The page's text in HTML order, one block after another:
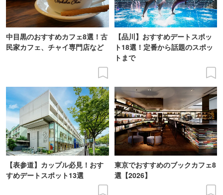
中目黒のおすすめカフェ8選！古
民家カフェ、チャイ専門店など
【品川】おすすめデートスポッ
ト18選！定番から話題のスポッ
トまで
【表参道】カップル必見！おす
すめデートスポット13選
東京でおすすめのブックカフェ8
選【2026】